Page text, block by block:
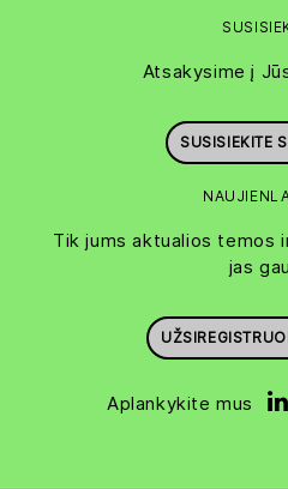
Atsakysime į
SUSISIEKITE
Tik jums aktualios temos
jas
Aplankykite mus